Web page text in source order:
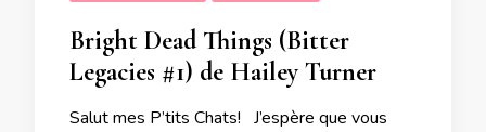
Bright Dead Things (Bitter
Legacies #1) de Hailey Turner
Salut mes P’tits Chats! J’espère que vous